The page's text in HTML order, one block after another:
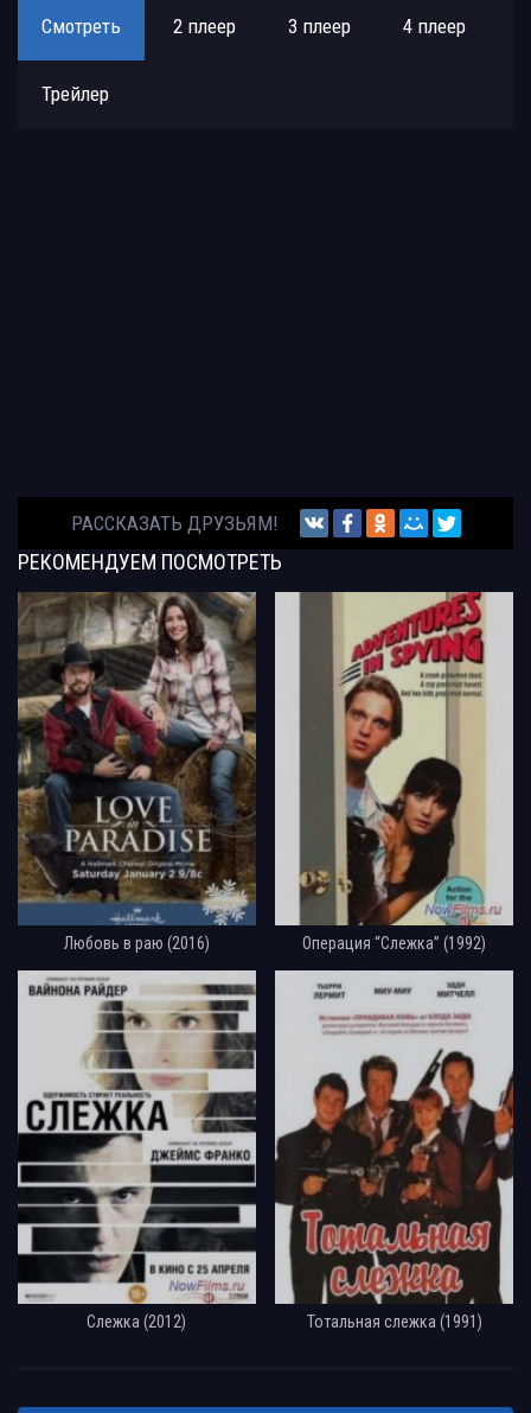
Смотреть 2 плеер 3 плеер 4 плеер
Трейлер
РАССКАЗАТЬ ДРУЗЬЯМ!
РЕКОМЕНДУЕМ ПОСМОТРЕТЬ
Любовь в раю (2016) Операция “Слежка” (1992)
Слежка (2012) Тотальная слежка (1991)